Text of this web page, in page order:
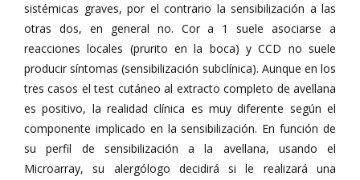
sistémicas graves, por el contrario la sensibilización a las
otras dos, en general no. Cor a 1 suele asociarse a
reacciones locales (prurito en la boca) y CCD no suele
producir síntomas (sensibilización subclínica). Aunque en los
tres casos el test cutáneo al extracto completo de avellana
es positivo, la realidad clínica es muy diferente según el
componente implicado en la sensibilización. En función de
su perfil de sensibilización a la avellana, usando el
Microarray, su alergólogo decidirá si le realizará una